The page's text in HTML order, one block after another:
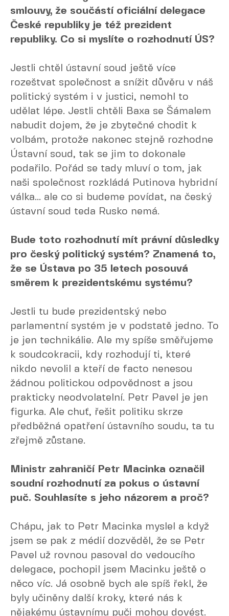
smlouvy, že součástí oficiální delegace
České republiky je též prezident
republiky. Co si myslíte o rozhodnutí ÚS?
Jestli chtěl ústavní soud ještě více
rozeštvat společnost a snížit důvěru v náš
politický systém i v justici, nemohl to
udělat lépe. Jestli chtěli Baxa se Šámalem
nabudit dojem, že je zbytečné chodit k
volbám, protože nakonec stejně rozhodne
Ústavní soud, tak se jim to dokonale
podařilo. Pořád se tady mluví o tom, jak
naši společnost rozkládá Putinova hybridní
válka... ale co si budeme povídat, na český
ústavní soud teda Rusko nemá.
Bude toto rozhodnutí mít právní důsledky
pro český politický systém? Znamená to,
že se Ústava po 35 letech posouvá
směrem k prezidentskému systému?
Jestli tu bude prezidentský nebo
parlamentní systém je v podstatě jedno. To
je jen technikálie. Ale my spíše směřujeme
k soudcokracii, kdy rozhodují ti, které
nikdo nevolil a kteří de facto nenesou
žádnou politickou odpovědnost a jsou
prakticky neodvolatelní. Petr Pavel je jen
figurka. Ale chuť, řešit politiku skrze
předběžná opatření ústavního soudu, ta tu
zřejmě zůstane.
Ministr zahraničí Petr Macinka označil
soudní rozhodnutí za pokus o ústavní
puč. Souhlasíte s jeho názorem a proč?
Chápu, jak to Petr Macinka myslel a když
jsem se pak z médií dozvěděl, že se Petr
Pavel už rovnou pasoval do vedoucího
delegace, pochopil jsem Macinku ještě o
něco víc. Já osobně bych ale spíš řekl, že
byly učiněny další kroky, které nás k
nějakému ústavnímu puči mohou dovést.